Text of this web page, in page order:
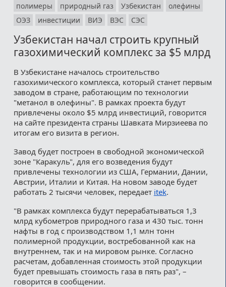
Медиакит
Контакты
полимеры
природный газ Узбекистан
олефины
ОЭЗ
инвестиции ВИЭ ВЭС СЭС
Узбекистан начал строить крупный
газохимический комплекс за $5 млрд
В Узбекистане началось строительство
газохимического комплекса, который станет первым
заводом в стране, работающим по технологии
"метанол в олефины". В рамках проекта будут
привлечены около $5 млрд инвестиций, говорится
на сайте президента страны Шавката Мирзиеева по
итогам его визита в регион.
Завод будет построен в свободной экономической
зоне "Каракуль", для его возведения будут
привлечены технологии из США, Германии, Дании,
Австрии, Италии и Китая. На новом заводе будет
работать 2 тысячи человек, передает itek.
"В рамках комплекса будут перерабатываться 1,3
млрд кубометров природного газа и 430 тыс. тонн
нафты в год с производством 1,1 млн тонн
полимерной продукции, востребованной как на
внутреннем, так и на мировом рынке. Согласно
расчетам, добавленная стоимость этой продукции
будет превышать стоимость газа в пять раз", –
говорится в сообщении.